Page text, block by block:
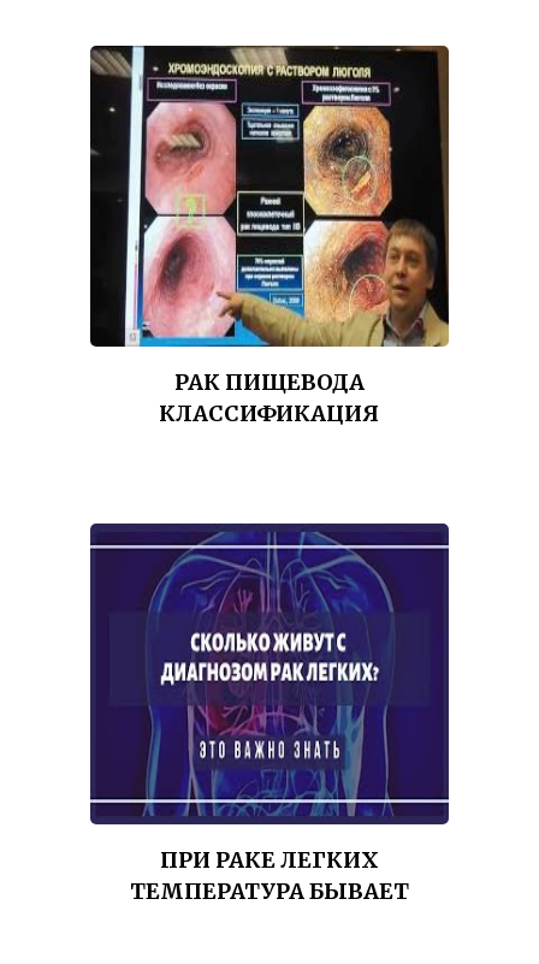
РАК ПИЩЕВОДА
КЛАССИФИКАЦИЯ
ПРИ РАКЕ ЛЕГКИХ
ТЕМПЕРАТУРА БЫВАЕТ